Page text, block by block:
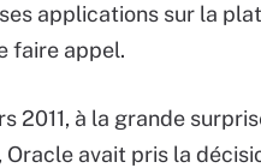
applications sur la
faire appel.
2011, à la grande
Oracle avait pris la